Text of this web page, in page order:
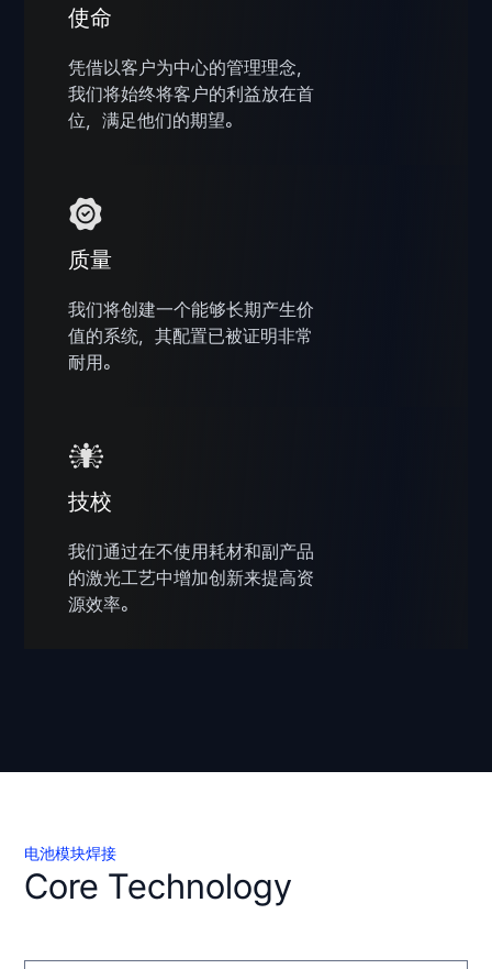
使命
凭借以客户为中心的管理理念，
我们将始终将客户的利益放在首
位，满足他们的期望。
质量
我们将创建一个能够长期产生价
值的系统，其配置已被证明非常
耐用。
技校
我们通过在不使用耗材和副产品
的激光工艺中增加创新来提高资
源效率。
电池模块焊接
Core Technology